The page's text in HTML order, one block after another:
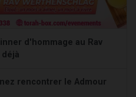
d'hommage au Rav
rencontrer le Admour